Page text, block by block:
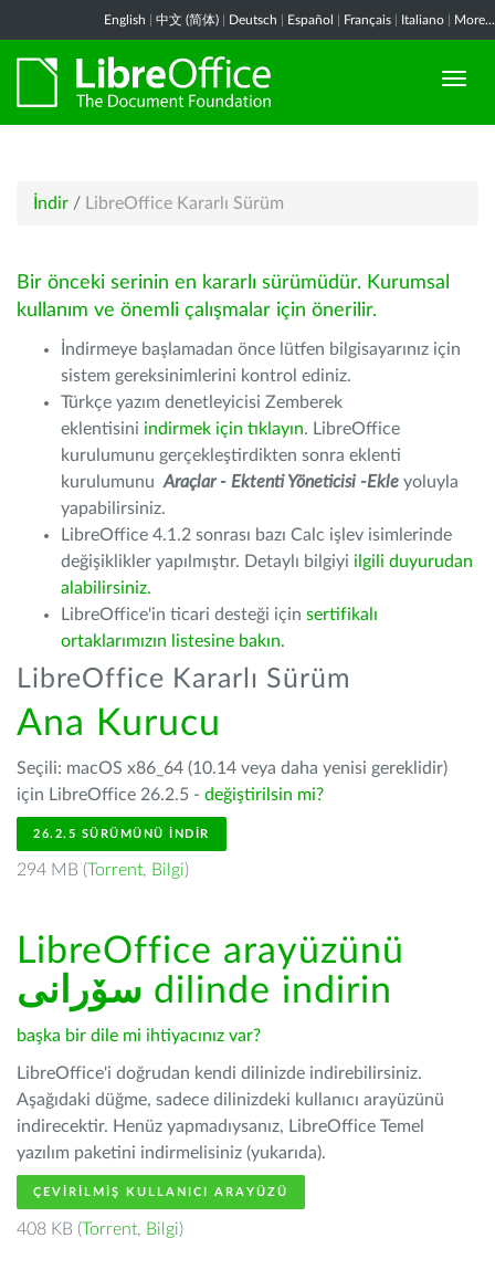
English 中文 (简体) Deutsch Español Français Italiano More...
İndir / LibreOffice Kararlı Sürüm
Bir önceki serinin en kararlı sürümüdür. Kurumsal
kullanım ve önemli çalışmalar için önerilir.
İndirmeye başlamadan önce lütfen bilgisayarınız için
sistem gereksinimlerini kontrol ediniz.
Türkçe yazım denetleyicisi Zemberek
eklentisini indirmek için tıklayın. LibreOffice
kurulumunu gerçekleştirdikten sonra eklenti
kurulumunu Araçlar - Ektenti Yöneticisi -Ekle yoluyla
yapabilirsiniz.
LibreOffice 4.1.2 sonrası bazı Calc işlev isimlerinde
değişiklikler yapılmıştır. Detaylı bilgiyi ilgili duyurudan
alabilirsiniz.
LibreOffice'in ticari desteği için sertifikalı
ortaklarımızın listesine bakın.
LibreOffice Kararlı Sürüm
Ana Kurucu
Seçili: macOS x86_64 (10.14 veya daha yenisi gereklidir)
için LibreOffice 26.2.5 - değiştirilsin mi?
26.2.5 SÜRÜMÜNÜ İNDIR
294 MB (Torrent, Bilgi)
LibreOffice arayüzünü
سۆرانی dilinde indirin
başka bir dile mi ihtiyacınız var?
LibreOffice'i doğrudan kendi dilinizde indirebilirsiniz.
Aşağıdaki düğme, sadece dilinizdeki kullanıcı arayüzünü
indirecektir. Henüz yapmadıysanız, LibreOffice Temel
yazılım paketini indirmelisiniz (yukarıda).
ÇEVIRILMIŞ KULLANICI ARAYÜZÜ
408 KB (Torrent, Bilgi)